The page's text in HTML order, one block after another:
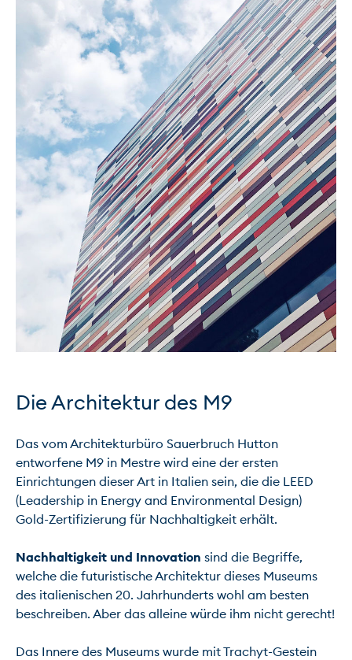
Die Architektur des M9
Das vom Architekturbüro Sauerbruch Hutton
entworfene M9 in Mestre wird eine der ersten
Einrichtungen dieser Art in Italien sein, die die LEED
(Leadership in Energy and Environmental Design)
Gold-Zertifizierung für Nachhaltigkeit erhält.
Nachhaltigkeit und Innovation sind die Begriffe,
welche die futuristische Architektur dieses Museums
des italienischen 20. Jahrhunderts wohl am besten
beschreiben. Aber das alleine würde ihm nicht gerecht!
Das Innere des Museums wurde mit Trachyt-Gestein